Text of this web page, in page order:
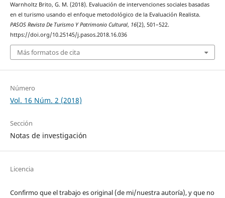
Warnholtz Brito, G. M. (2018). Evaluación de intervenciones sociales basadas
en el turismo usando el enfoque metodológico de la Evaluación Realista.
PASOS Revista De Turismo Y Patrimonio Cultural, 16(2), 501–522.
https://doi.org/10.25145/j.pasos.2018.16.036
Más formatos de cita
Número
Vol. 16 Núm. 2 (2018)
Sección
Notas de investigación
Licencia
Confirmo que el trabajo es original (de mi/nuestra autoría), y que no